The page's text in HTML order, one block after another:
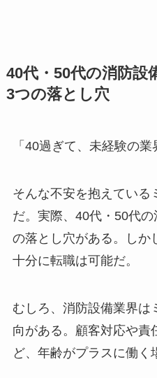
40代・50代の消防設
3つの落とし穴
「40過ぎて、未経験の
そんな不安を抱えている
だ。実際、40代・50代
の落とし穴がある。しか
十分に転職は可能だ。
むしろ、消防設備業界は
向がある。顧客対応や責
ど、年齢がプラスに働く